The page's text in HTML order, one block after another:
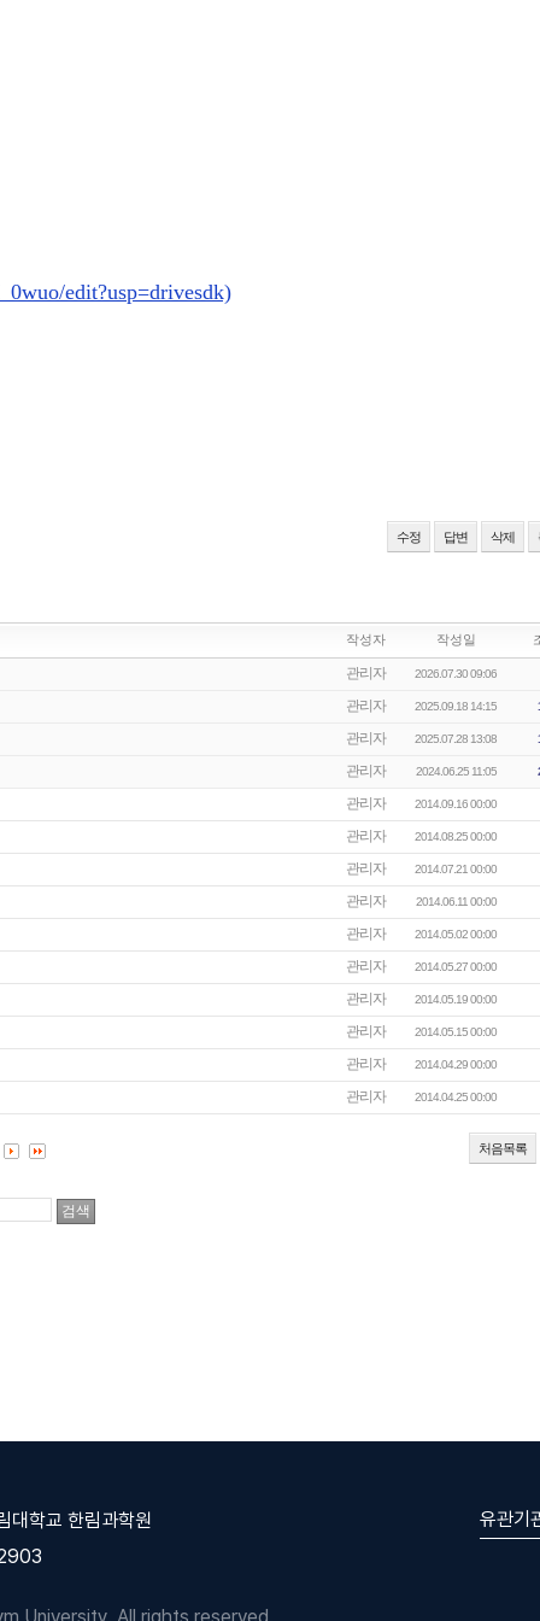
edit?usp=drivesdk)
수정 답변 삭제
작성자 작성일
관리자 2026.07.30 09:06
관리자 2025.09.18 14:15
관리자 2025.07.28 13:08
관리자 2024.06.25 11:05
관리자 2014.09.16 00:00
관리자 2014.08.25 00:00
관리자 2014.07.21 00:00
관리자 2014.06.11 00:00
관리자 2014.05.02 00:00
관리자 2014.05.27 00:00
관리자 2014.05.19 00:00
관리자 2014.05.15 00:00
관리자 2014.04.29 00:00
관리자 2014.04.25 00:00
처음목록
대학교 한림과학원
University. All rights reserved.
유관기